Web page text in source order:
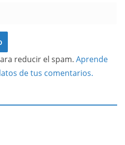
reducir el spam. Aprende
de tus comentarios.